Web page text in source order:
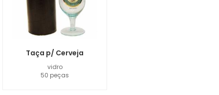
vidro
50 peças
Taça p/ Cerveja